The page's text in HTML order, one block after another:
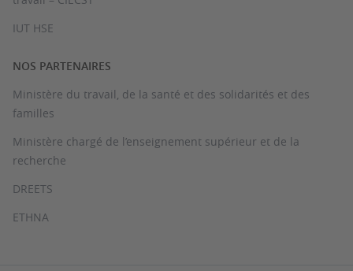
IUT HSE
NOS PARTENAIRES
Ministère du travail, de la santé et des solidarités et des
familles
Ministère chargé de l’enseignement supérieur et de la
recherche
DREETS
ETHNA